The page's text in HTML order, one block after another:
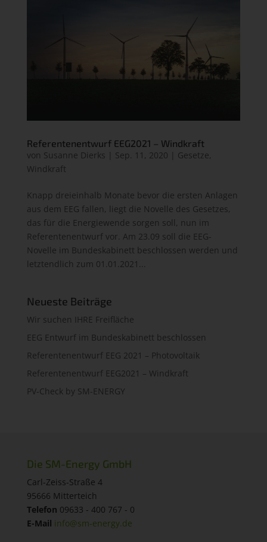
Referentenentwurf EEG2021 – Windkraft
von Susanne Dierks Sep. 11, 2020 Gesetze,
Windkraft
Knapp dreieinhalb Monate bevor die ersten Anlagen
aus dem EEG fallen, liegt die Novelle des Gesetzes,
das für die Energiewende sorgen soll, nun im
Referentenentwurf vor. Am 23.09 soll die EEG-
Novelle im Bundeskabinett beschlossen werden und
letztendlich zum 01.01.2021...
Neueste Beiträge
Wir suchen IHRE Freifläche
EEG Entwurf im Bundeskabinett beschlossen
Referentenentwurf EEG 2021 – Photovoltaik
Referentenentwurf EEG2021 – Windkraft
PV-Check by SM-ENERGY
Die SM-Energy GmbH
Carl-Zeiss-Straße 4
95666 Mitterteich
Telefon 09633 - 400 767 - 0
E-Mail info@sm-energy.de